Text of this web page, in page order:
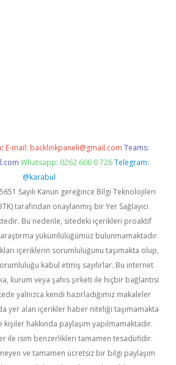
E-mail: backlinkpaneli@gmail.com Teams:
Whatsapp: 0262 606 0 726 Telegram:
@karabul
Sayılı Kanun gereğince Bilgi Teknolojileri
tarafından onaylanmış bir Yer Sağlayıcı
Bu nedenle, sitedeki içerikleri proaktif
yükümlülüğümüz bulunmamaktadır.
içeriklerin sorumluluğunu taşımakta olup,
kabul etmiş sayılırlar. Bu internet
kurum veya şahıs şirketi ile hiçbir bağlantısı
yalnızca kendi hazırladığımız makaleler
yer alan içerikler haber niteliği taşımamakta
hakkında paylaşım yapılmamaktadır.
ile isim benzerlikleri tamamen tesadüfidir.
ve tamamen ücretsiz bir bilgi paylaşım